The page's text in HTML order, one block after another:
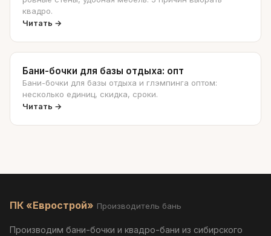
квадро.
Читать →
Бани-бочки для базы отдыха: опт
Бани-бочки для базы отдыха и глэмпинга оптом:
несколько единиц, скидка, сроки.
Читать →
ПК «Еврострой» Производитель бань
Производим бани-бочки и квадро-бани из сибирского